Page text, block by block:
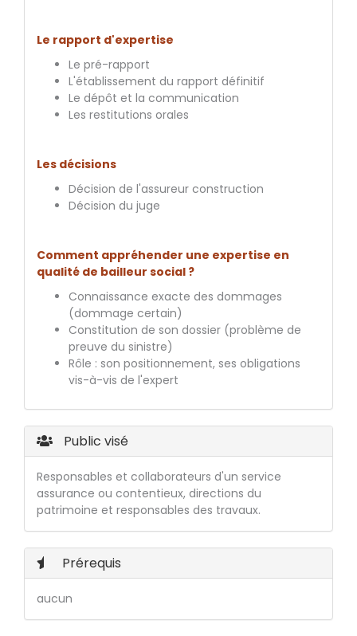
Le rapport d'expertise
Le pré-rapport
L'établissement du rapport définitif
Le dépôt et la communication
Les restitutions orales
Les décisions
Décision de l'assureur construction
Décision du juge
Comment appréhender une expertise en
qualité de bailleur social ?
Connaissance exacte des dommages
(dommage certain)
Constitution de son dossier (problème de
preuve du sinistre)
Rôle : son positionnement, ses obligations
vis-à-vis de l'expert
Public visé
Responsables et collaborateurs d'un service
assurance ou contentieux, directions du
patrimoine et responsables des travaux.
Prérequis
aucun